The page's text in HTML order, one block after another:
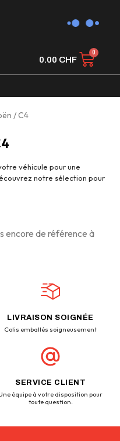
0.00 CHF
/ C4
véhicule pour une
notre sélection pour
encore de référence à
LIVRAISON SOIGNÉE
Colis emballés soigneusement
SERVICE CLIENT
équipe à votre disposition pour
toute question.